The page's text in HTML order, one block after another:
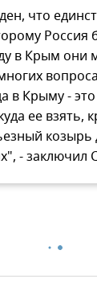
что
Россия
в Крым они
в Крыму -
ее взять,
козырь
- заключил